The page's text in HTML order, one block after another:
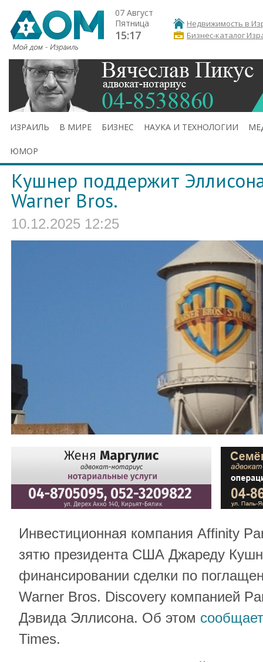
07 Август
Пятница
15:17
Недвижимость в
Бизнес-каталог
ИЗРАИЛЬ В МИРЕ БИЗНЕС НАУКА И ТЕХНОЛОГИИ
ЮМОР
Кушнер поддержит
Warner Bros.
10.12.2025 12:25
Инвестиционная компания Affinity
зятю президента США Джареду
финансировании сделки по
Warner Bros. Discovery компанией
Дэвида Эллисона. Об этом сообщает
Times.